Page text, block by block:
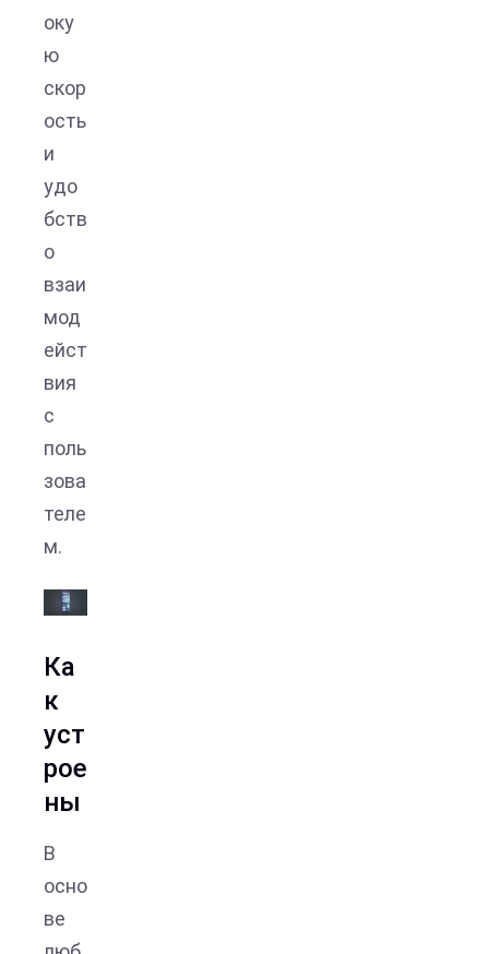
оку
ю
скор
ость
и
удо
бств
о
взаи
мод
ейст
вия
с
поль
зова
теле
м.
Ка
к
уст
рое
ны
В
осно
ве